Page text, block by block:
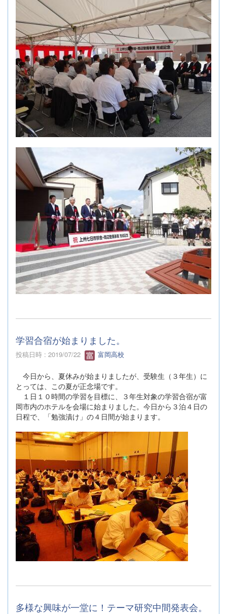
学習合宿が始まりました。
投稿日時 : 2019/07/22 富岡高校
今日から、夏休みが始まりましたが、受験生（３年生）に
とっては、この夏が正念場です。
１日１０時間の学習を目標に、３年生対象の学習合宿が富
岡市内のホテルを会場に始まりました。今日から３泊４日の
日程で、「勉強漬け」の４日間が始まります。
多様な興味が一堂に！テーマ研究中間発表会。